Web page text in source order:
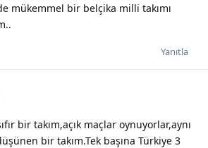
mükemmel bir belçika milli takımı
Yanıtla
bir takım,açık maçlar oynuyorlar,aynı
bir takım.Tek başına Türkiye 3